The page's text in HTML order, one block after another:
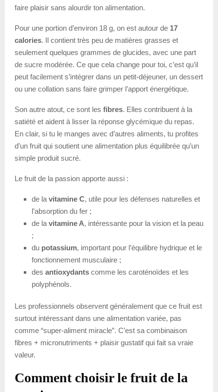
faire plaisir sans alourdir ton alimentation.
Pour une portion d’environ 18 g, on est autour de 17
calories. Il contient très peu de matières grasses et
seulement quelques grammes de glucides, avec une part
de sucre modérée. Ce que cela change pour toi, c’est qu’il
peut facilement s’intégrer dans un petit-déjeuner, un dessert
ou une collation sans faire grimper l’apport énergétique.
Son autre atout, ce sont les fibres. Elles contribuent à la
satiété et aident à lisser la réponse glycémique du repas.
En clair, si tu le manges avec d’autres aliments, tu profites
d’un fruit qui soutient une alimentation plus équilibrée qu’un
simple produit sucré.
Le fruit de la passion apporte aussi :
de la vitamine C, utile pour les défenses naturelles et
l’absorption du fer ;
de la vitamine A, intéressante pour la vision et la peau
;
du potassium, important pour l’équilibre hydrique et le
fonctionnement musculaire ;
des antioxydants comme les caroténoïdes et les
polyphénols.
Les professionnels observent généralement que ce fruit est
surtout intéressant dans une alimentation variée, pas
comme “super-aliment miracle”. C’est sa combinaison
fibres + micronutriments + plaisir gustatif qui fait sa vraie
valeur.
Comment choisir le fruit de la